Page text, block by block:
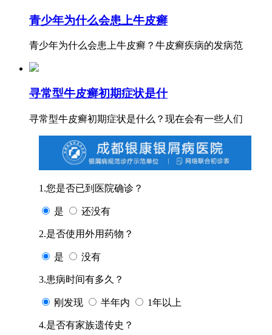
青少年为什么会患上牛皮癣
青少年为什么会患上牛皮癣？牛皮癣疾病的发病范
寻常型牛皮癣初期症状是什
寻常型牛皮癣初期症状是什么？现在会有一些人们
1.您是否已到医院确诊？
是 还没有
2.是否使用外用药物？
是 没有
3.患病时间有多久？
刚发现 半年内 1年以上
4.是否有家族遗传史？